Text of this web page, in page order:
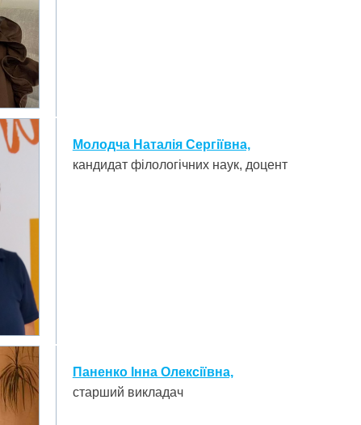
Молодча Наталія Сергіївна,
кандидат філологічних наук, доцент
Паненко Інна Олексіївна,
старший викладач